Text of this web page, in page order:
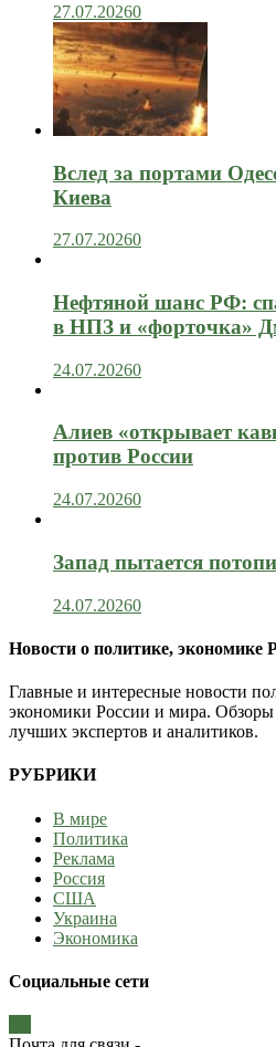
27.07.20260
Вслед за портами
Киева
27.07.20260
Нефтяной шанс РФ:
в НПЗ и «форточка»
24.07.20260
Алиев «открывает
против России
24.07.20260
Запад пытается
24.07.20260
Новости о политике, экономике
Главные и интересные новости
экономики России и мира.
лучших экспертов и аналитиков.
РУБРИКИ
В мире
Политика
Реклама
Россия
США
Украина
Экономика
Социальные сети